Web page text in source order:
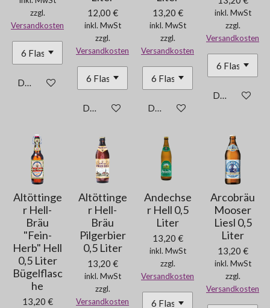
zzgl.
Versandkosten
Details anzeigen
12,00 €
inkl. MwSt
zzgl.
Versandkosten
Details anzeigen
13,20 €
inkl. MwSt
zzgl.
Versandkosten
Details anzeigen
inkl. MwSt
zzgl.
Versandkosten
Details
Altöttinge
r Hell-
Bräu
"Fein-
Herb" Hell
0,5 Liter
Bügelflasc
he
13,20 €
Altöttinge
r Hell-
Bräu
Pilgerbier
0,5 Liter
13,20 €
inkl. MwSt
zzgl.
Versandkosten
Andechse
r Hell 0,5
Liter
13,20 €
inkl. MwSt
zzgl.
Versandkosten
Arcobräu
Mooser
Liesl 0,5
Liter
13,20 €
inkl. MwSt
zzgl.
Versandkosten